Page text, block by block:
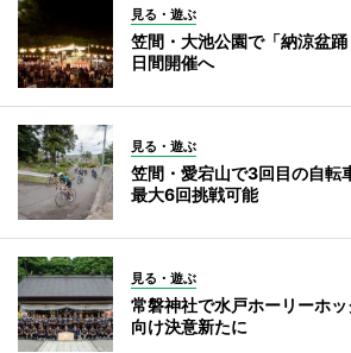
見る・遊ぶ
笠間・大池公園で「納涼盆
日間開催へ
見る・遊ぶ
笠間・愛宕山で3回目の自
最大6回挑戦可能
見る・遊ぶ
常磐神社で水戸ホーリーホ
向け決意新たに